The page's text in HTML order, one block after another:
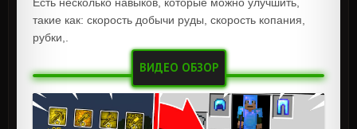
такие как: скорость добычи руды, скорость копания,
рубки,.
ВИДЕО ОБЗОР